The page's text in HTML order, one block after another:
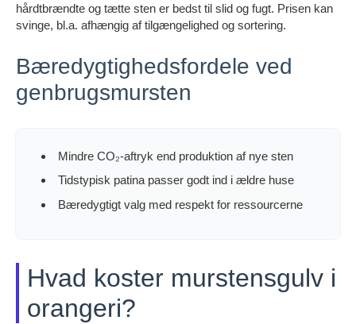
hårdtbrændte og tætte sten er bedst til slid og fugt. Prisen kan
svinge, bl.a. afhængig af tilgængelighed og sortering.
Bæredygtighedsfordele ved
genbrugsmursten
Mindre CO₂-aftryk end produktion af nye sten
Tidstypisk patina passer godt ind i ældre huse
Bæredygtigt valg med respekt for ressourcerne
Hvad koster murstensgulv i
orangeri?